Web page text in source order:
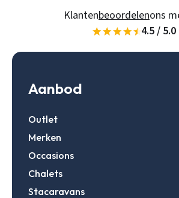
Klantenbeoordelenons
4.5 / 5.0
Aanbod
Outlet
Merken
Occasions
Chalets
Stacaravans
Zoeken